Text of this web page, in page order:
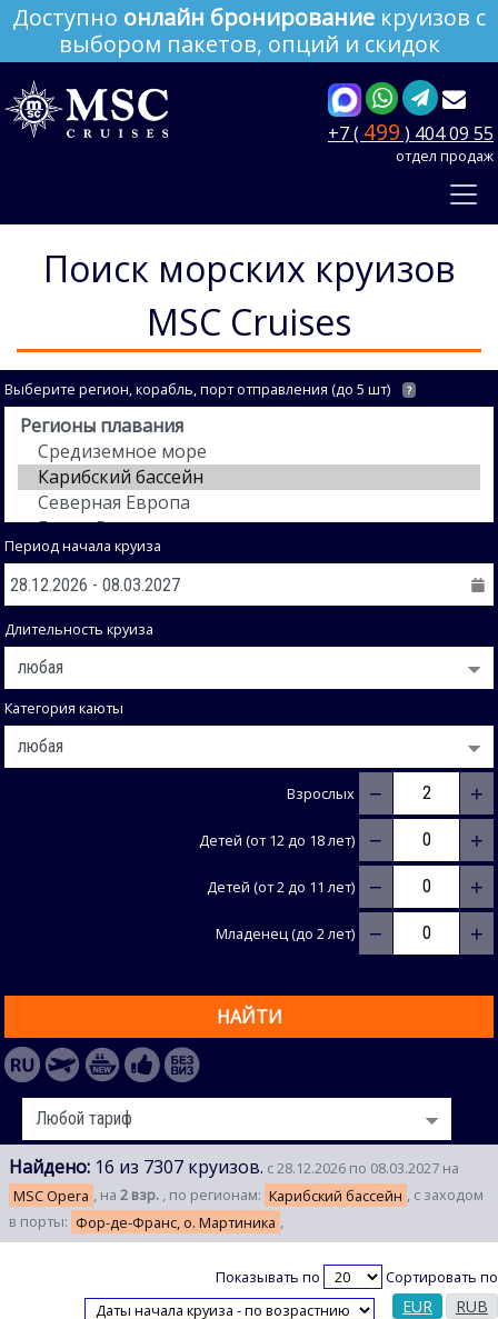
Доступно онлайн бронирование круизов с
выбором пакетов, опций и скидок
+7 ( 499 ) 404 09 55
отдел продаж
Поиск морских круизов
MSC Cruises
Выберите регион, корабль, порт отправления (до 5 шт) ?
Период начала круиза
Длительность круиза
Категория каюты
Взрослых − +
Детей (от 12 до 18 лет) − +
Детей (от 2 до 11 лет) − +
Младенец (до 2 лет) − +
НАЙТИ
Найдено: 16 из 7307 круизов. с 28.12.2026 по 08.03.2027 на
MSC Opera , на 2 взр. , по регионам: Карибский бассейн , с заходом
в порты: Фор-де-Франс, о. Мартиника ,
Показывать по Сортировать по
EUR RUB